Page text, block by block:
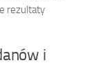
rezultaty
i